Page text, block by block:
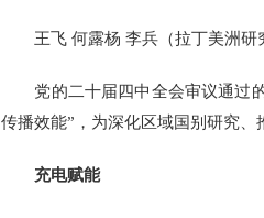
王飞 何露杨 李兵（拉丁美洲研
党的二十届四中全会审议通过的
传播效能”，为深化区域国别研究
充电赋能